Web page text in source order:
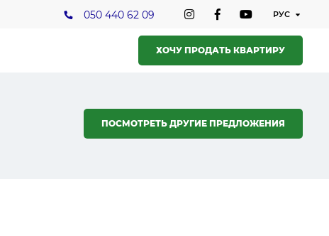
050 440 62 09
ХОЧУ ПРОДАТЬ КВАРТИРУ
ПОСМОТРЕТЬ ДРУГИЕ ПРЕДЛОЖЕНИЯ